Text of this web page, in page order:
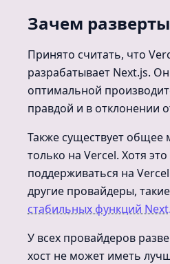
Зачем
Принято считать, что
разрабатывает Next.js.
оптимальной
правдой и в отклонении
Также существует
только на Vercel. Хотя
поддерживаться на
другие провайдеры,
стабильных функций
У всех провайдеров
хост не может иметь